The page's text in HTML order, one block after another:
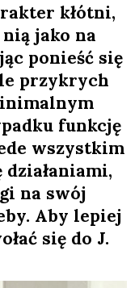
kłótni,
jako na
ponieść się
przykrych
funkcję
wszystkim
na swój
Aby lepiej
się do J.